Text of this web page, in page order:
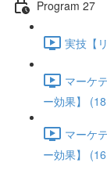
Program 27
実技【
マーケ
ー効果】
マーケ
ー効果】